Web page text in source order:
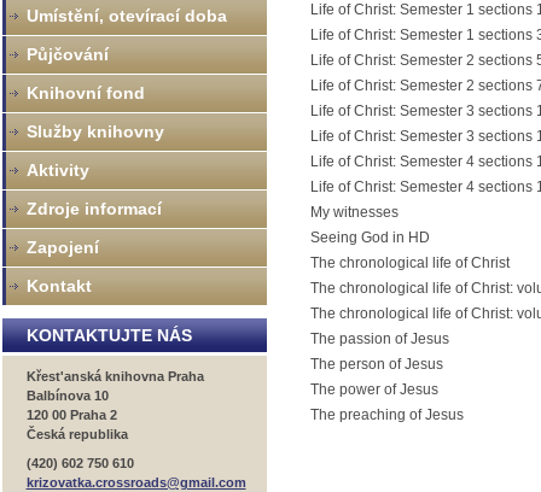
Life of Christ: Semester 1 sections
Life of Christ: Semester 1 sections
Life of Christ: Semester 2 sections
Life of Christ: Semester 2 sections
Life of Christ: Semester 3 sections
Life of Christ: Semester 3 sections
Life of Christ: Semester 4 sections
Life of Christ: Semester 4 sections
My witnesses
Seeing God in HD
The chronological life of Christ
The chronological life of Christ:
The chronological life of Christ:
The passion of Jesus
The person of Jesus
The power of Jesus
The preaching of Jesus
Umístění, otevírací doba
Půjčování
Knihovní fond
Služby knihovny
Aktivity
Zdroje informací
Zapojení
Kontakt
KONTAKTUJTE NÁS
Křest'anská knihovna Praha
Balbínova 10
120 00 Praha 2
Česká republika
(420) 602 750 610
krizovatka.crossroads@gmail.com